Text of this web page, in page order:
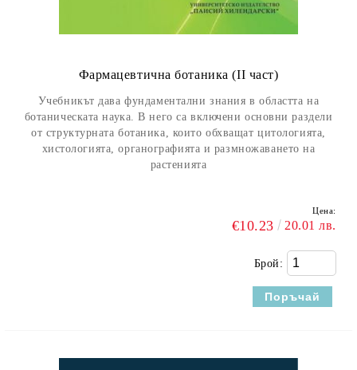
Фармацевтична ботаника (II част)
Учебникът дава фундаментални знания в областта на
ботаническата наука. В него са включени основни раздели
от структурната ботаника, които обхващат цитологията,
хистологията, органографията и размножаването на
растенията
Цена:
€10.23 20.01 лв.
Брой: